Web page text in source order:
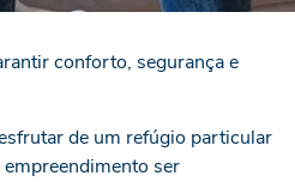
conforto, segurança e
de um refúgio particular
ser